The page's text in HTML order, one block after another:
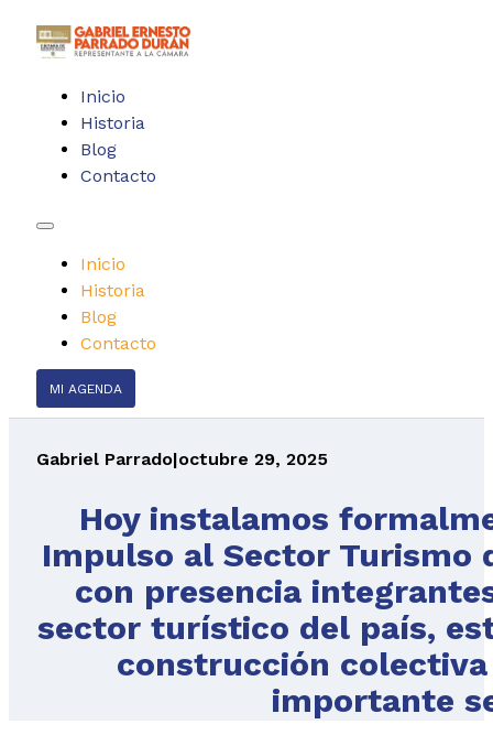
Inicio
Historia
Blog
Contacto
Inicio
Historia
Blog
Contacto
MI AGENDA
Gabriel Parrado|octubre 29, 2025
Hoy instalamos
Impulso al Sector Turismo
con presencia
sector turístico del país,
construcción
importante